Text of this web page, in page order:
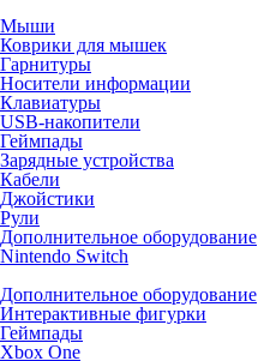
Мыши
Коврики для мышек
Гарнитуры
Носители информации
Клавиатуры
USB-накопители
Геймпады
Зарядные устройства
Кабели
Джойстики
Рули
Дополнительное оборудование
Nintendo Switch
Дополнительное оборудование
Интерактивные фигурки
Геймпады
Xbox One